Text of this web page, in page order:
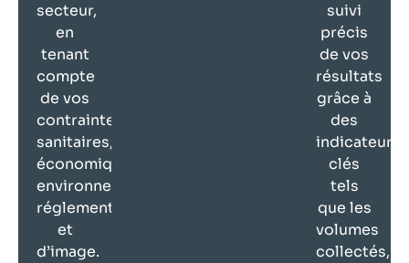
secteur,
en
tenant
compte
de vos
contraintes
sanitaires,
économiques,
environnementales,
réglementaires
et
d’image.
suivi
précis
de vos
résultats
grâce à
des
indicateurs
clés
tels
que les
volumes
collectés,